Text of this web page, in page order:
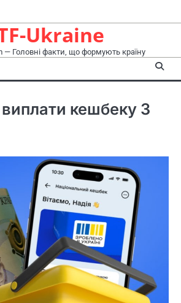
Ukraine
— Головні факти, що формують країну
виплати кешбеку 3